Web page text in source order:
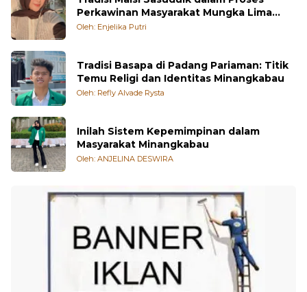
Perkawinan Masyarakat Mungka Lima
Puluh Kota
Oleh: Enjelika Putri
Tradisi Basapa di Padang Pariaman: Titik
Temu Religi dan Identitas Minangkabau
Oleh: Refly Alvade Rysta
Inilah Sistem Kepemimpinan dalam
Masyarakat Minangkabau
Oleh: ANJELINA DESWIRA